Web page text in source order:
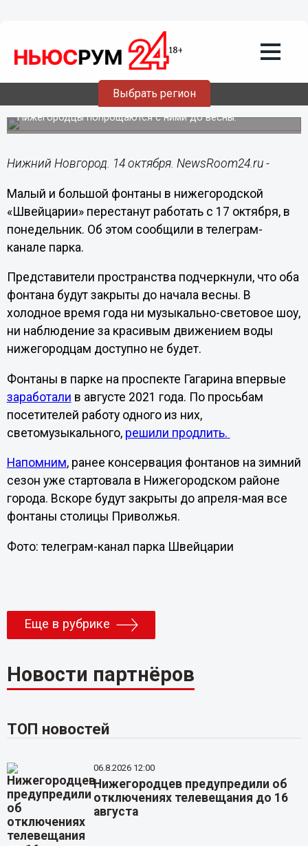
Выбрать регион
Фонтаны в нижегородском парке
«Швейцария» отключат на зиму с 17
Нижегородцы попрощаются с ними до весны.
Нижний Новгород. 14 октября. NewsRoom24.ru -
Малый и большой фонтаны в нижегородской
«Швейцарии» перестанут работать с 17 октября, в
понедельник. Об этом сообщили в телеграм-
канале парка.
Представители пространства подчеркнули, что оба
фонтана будут закрыты до начала весны. В
холодное время года ни музыкально-световое шоу,
ни наблюдение за красивым движением воды
нижегородцам доступно не будет.
Фонтаны в парке на проспекте Гагарина впервые
заработали в августе 2021 года. По просьбам
посетителей работу одного из них,
светомузыкального, решили продлить.
Напомним, ранее консервация фонтанов на зимний
сезон уже стартовала в Нижегородском районе
города. Вскоре будут закрыты до апреля-мая все
фонтаны столицы Приволжья.
Фото: телеграм-канал парка Швейцарии
Еще в рубрике
Новости партнёров
ТОП новостей
06.8.2026 12:00
Нижегородцев предупредили об
отключениях телевещания до 16
августа